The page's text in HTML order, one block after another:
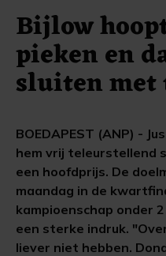
Bijlow
pieken en
sluiten
BOEDAPEST (ANP) -
hem vrij teleurstellend
een hoofdprijs. De
maandag in de
kampioenschap onder
een sterke indruk.
liever niet hebben.